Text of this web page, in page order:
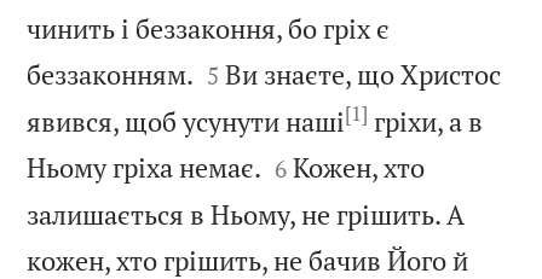
чинить і беззаконня, бо гріх є
беззаконням. 

5 Ви знаєте, що Христос
явився, щоб усунути наші[1] гріхи, а в
Ньому гріха немає. 

6 Кожен, хто
залишається в Ньому, не грішить. А
кожен, хто грішить, не бачив Його й